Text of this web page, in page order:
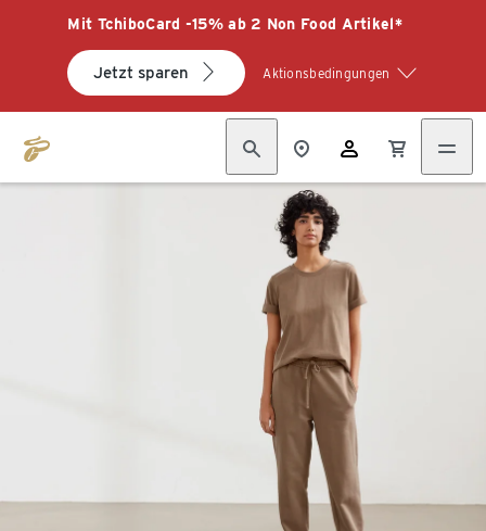
Mit TchiboCard -15% ab 2 Non Food Artikel*
Jetzt sparen Aktionsbedingungen